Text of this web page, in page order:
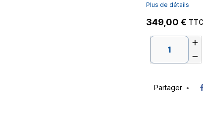
Plus de détails
349,00 € TTC


Partager